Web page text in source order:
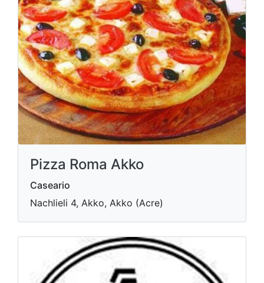
Pizza Roma Akko
Caseario
Nachlieli 4, Akko, Akko (Acre)